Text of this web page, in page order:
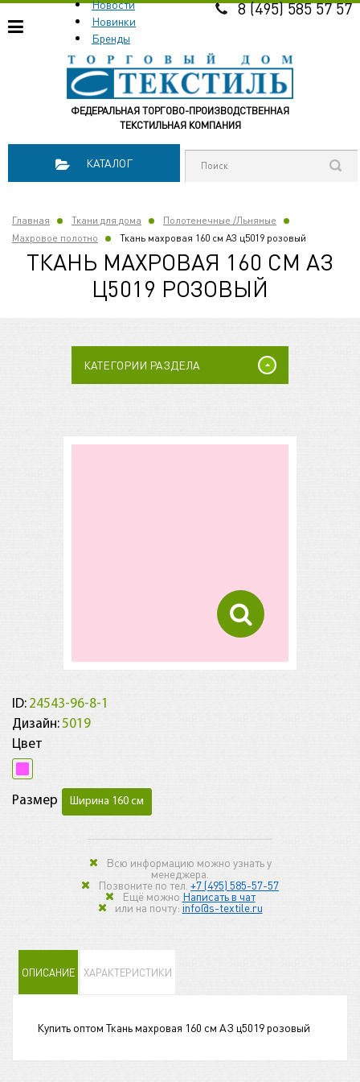
ФЕДЕРАЛЬНАЯ ТОРГОВО-ПРОИЗВОДСТВЕННАЯ
ТЕКСТИЛЬНАЯ КОМПАНИЯ
Новости
Новинки
Бренды
8 (495) 585 57 57
КАТАЛОГ
Главная Ткани для дома
Полотенечные /Льняные
Махровое полотно
Ткань махровая 160 см АЗ ц5019 розовый
ТКАНЬ МАХРОВАЯ 160 СМ АЗ
Ц5019 РОЗОВЫЙ
КАТЕГОРИИ РАЗДЕЛА
ID: 24543-96-8-1
Дизайн:5019
Цвет
Размер Ширина 160 см
Всю информацию можно узнать у
менеджера.
Позвоните по тел. +7 (495) 585-57-57
Ещё можно Написать в чат
или на почту:info@s-textile.ru
ОПИСАНИЕ ХАРАКТЕРИСТИКИ
Купить оптом Ткань махровая 160 см АЗ ц5019 розовый